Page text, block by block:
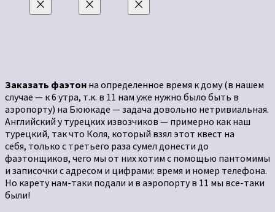
Заказать фаэтон на определенное время к дому (в нашем
случае — к 6 утра, т.к. в 11 нам уже нужно было быть в
аэропорту) на Бююкаде — задача довольно нетривиальная.
Английский у турецких извозчиков — примерно как наш
турецкий, так что Коля, который взял этот квест на
себя, только с третьего раза сумел донести до
фаэтонщиков, чего мы от них хотим с помощью пантомимы
и записочки с адресом и цифрами: время и номер телефона.
Но карету нам-таки подали и в аэропорту в 11 мы все-таки
были!